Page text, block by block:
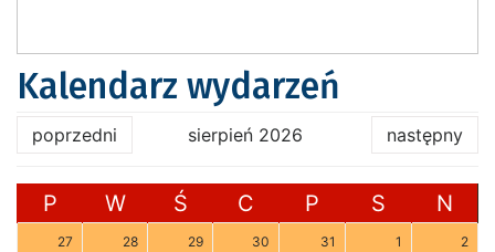
Kalendarz wydarzeń
poprzedni sierpień 2026 następny
P W Ś C P S N
27 28 29 30 31 1 2